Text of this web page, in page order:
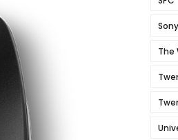
The